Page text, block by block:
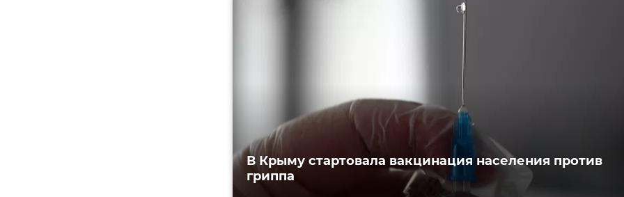
В Крыму стартовала вакцинация населения против
гриппа